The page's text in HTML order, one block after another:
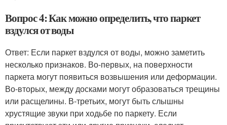
Вопрос 4: Как можно определить, что паркет
вздулся от воды
Ответ: Если паркет вздулся от воды, можно заметить
несколько признаков. Во-первых, на поверхности
паркета могут появиться возвышения или деформации.
Во-вторых, между досками могут образоваться трещины
или расщелины. В-третьих, могут быть слышны
хрустящие звуки при ходьбе по паркету. Если